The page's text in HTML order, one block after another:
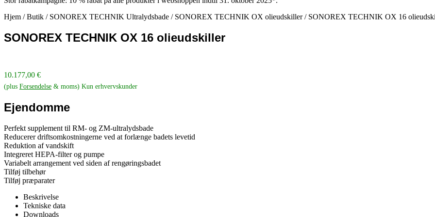
Hjem /Butik / SONOREX TECHNIK Ultralydsbade / SONOREX TECHNIK OX olieudskiller/ SONOREX TECHNIK OX 16
SONOREX TECHNIK OX 16 olieudskiller
10.177,00 €
(plus Forsendelse & moms) Kun erhvervskunder
Ejendomme
Perfekt supplement til RM- og ZM-ultralydsbade
Reducerer driftsomkostningerne ved at forlænge badets levetid
Reduktion af vandskift
Integreret HEPA-filter og pumpe
Variabelt arrangement ved siden af rengøringsbadet
Tilføj tilbehør
Tilføj præparater
Beskrivelse
Tekniske data
Downloads